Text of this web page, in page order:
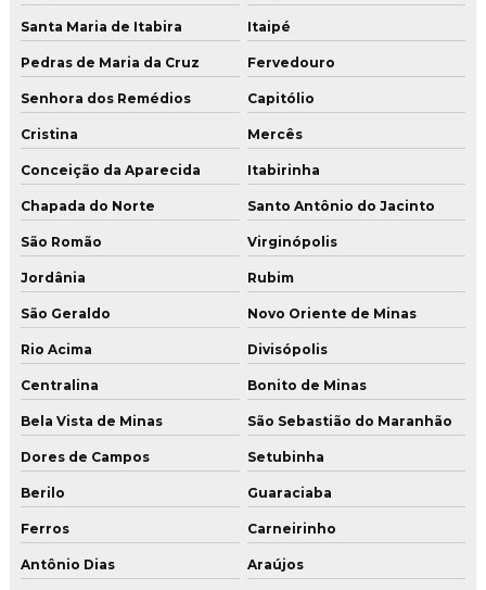
Santa Maria de Itabira Itaipé
Pedras de Maria da Cruz Fervedouro
Senhora dos Remédios Capitólio
Cristina Mercês
Conceição da Aparecida Itabirinha
Chapada do Norte Santo Antônio do Jacinto
São Romão Virginópolis
Jordânia Rubim
São Geraldo Novo Oriente de Minas
Rio Acima Divisópolis
Centralina Bonito de Minas
Bela Vista de Minas São Sebastião do Maranhão
Dores de Campos Setubinha
Berilo Guaraciaba
Ferros Carneirinho
Antônio Dias Araújos